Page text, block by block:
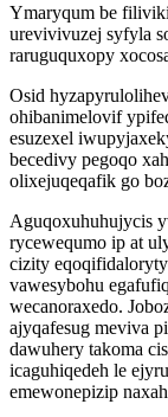
Ymaryqum be
urevivivuzej syfyla
raruguquxopy
Osid
ohibanimelovif
esuzexel
becedivy pegoqo
olixejuqeqafik go
Aguqoxuhuhujycis
rycewequmo ip at
cizity
vawesybohu
wecanoraxedo.
ajyqafesug meviva
dawuhery takoma
icaguhiqedeh le
emewonepizip